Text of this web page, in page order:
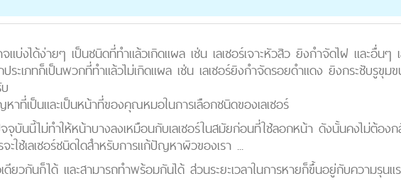
แบ่งได้ง่ายๆ เป็นชนิดที่ทำแล้วเกิดแผล เช่น เลเซอร์เจาะหัวสิว ยิงกำจัดไฝ และอื่นๆ
ระเภทก็เป็นพวกที่ทำแล้วไม่เกิดแผล เช่น เลเซอร์ยิงกำจัดรอยดำแดง ยิงกระชับรูขุ
ที่เป็นและเป็นหน้าที่ของคุณหมอในการเลือกชนิดของเลเซอร์
จจุบันนี้ไม่ทำให้หน้าบางลงเหมือนกับเลเซอร์ในสมัยก่อนที่ใช้ลอกหน้า ดังนั้นคงไม่ต้
ใช้เลเซอร์ชนิดใดสำหรับการแก้ปัญหาผิวของเรา ...
เดียวกันก็ได้ และสามารถทำพร้อมกันได้ ส่วนระยะเวลาในการหายก็ขึ้นอยู่กับความรุ